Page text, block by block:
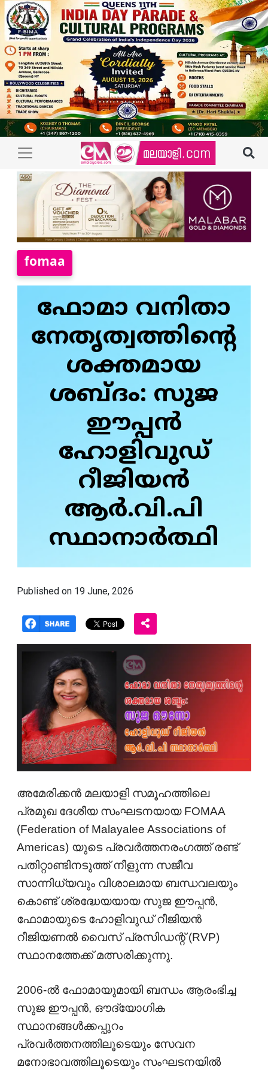
fomaa
ഫോമാ വനിതാ
നേതൃത്വത്തിന്റെ
ശക്തമായ
ശബ്ദം: സുജ
ഈപ്പൻ
ഹോളിവുഡ്
റീജിയൻ
ആർ.വി.പി
സ്ഥാനാർത്ഥി
Published on 19 June, 2026
അമേരിക്കൻ മലയാളി സമൂഹത്തിലെ
പ്രമുഖ ദേശീയ സംഘടനയായ FOMAA
(Federation of Malayalee Associations of
Americas) യുടെ പ്രവർത്തനരംഗത്ത് രണ്ട്
പതിറ്റാണ്ടിനടുത്ത് നീളുന്ന സജീവ
സാന്നിധ്യവും വിശാലമായ ബന്ധവലയും
കൊണ്ട് ശ്രദ്ധേയയായ സുജ ഈപ്പൻ,
ഫോമായുടെ ഹോളിവുഡ് റീജിയൻ
റീജിയണൽ വൈസ് പ്രസിഡന്റ് (RVP)
സ്ഥാനത്തേക്ക് മത്സരിക്കുന്നു.
2006-ൽ ഫോമായുമായി ബന്ധം ആരംഭിച്ച
സുജ ഈപ്പൻ, ഔദ്യോഗിക
സ്ഥാനങ്ങൾക്കപ്പുറം
പ്രവർത്തനത്തിലൂടെയും സേവന
മനോഭാവത്തിലൂടെയും സംഘടനയിൽ